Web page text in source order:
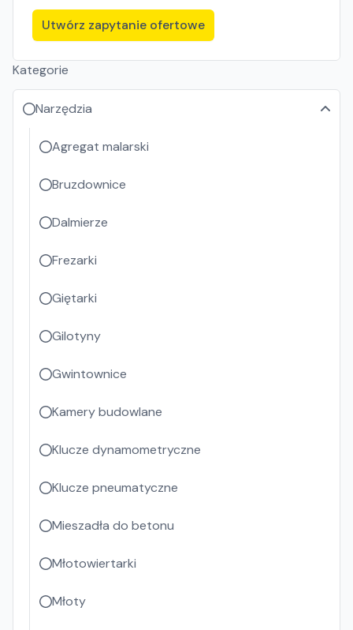
Utwórz zapytanie ofertowe
Kategorie
Narzędzia
Agregat malarski
Bruzdownice
Dalmierze
Frezarki
Giętarki
Gilotyny
Gwintownice
Kamery budowlane
Klucze dynamometryczne
Klucze pneumatyczne
Mieszadła do betonu
Młotowiertarki
Młoty